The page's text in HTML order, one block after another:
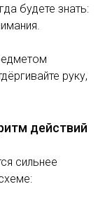
будете знать:
руку,
действий
сильнее